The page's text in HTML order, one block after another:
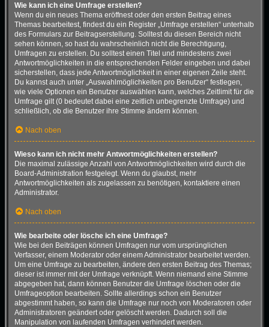
Wie kann ich eine Umfrage erstellen?
Wenn du ein neues Thema eröffnest oder den ersten Beitrag eines
Themas bearbeitest, findest du ein Register „Umfrage erstellen“ unterhalb
des Formulars zur Beitragserstellung. Solltest du diesen Bereich nicht
sehen können, so hast du wahrscheinlich nicht die Berechtigung,
Umfragen zu erstellen. Du solltest einen Titel und mindestens zwei
Antwortmöglichkeiten in die entsprechenden Felder eingeben und dabei
sicherstellen, dass jede Antwortmöglichkeit in einer eigenen Zeile steht.
Du kannst auch unter „Auswahlmöglichkeiten pro Benutzer“ festlegen,
wie viele Optionen ein Benutzer auswählen kann, welches Zeitlimit für die
Umfrage gilt (0 bedeutet dabei eine zeitlich unbegrenzte Umfrage) und
schließlich, ob die Benutzer ihre Stimme ändern können.
Nach oben
Wieso kann ich nicht mehr Antwortmöglichkeiten erstellen?
Die maximal zulässige Anzahl von Antwortmöglichkeiten wird durch die
Board-Administration festgelegt. Wenn du glaubst, mehr
Antwortmöglichkeiten als zugelassen zu benötigen, kontaktiere einen
Administrator.
Nach oben
Wie bearbeite oder lösche ich eine Umfrage?
Wie bei den Beiträgen können Umfragen nur vom ursprünglichen
Verfasser, einem Moderator oder einem Administrator bearbeitet werden.
Um eine Umfrage zu bearbeiten, ändere den ersten Beitrag des Themas;
dieser ist immer mit der Umfrage verknüpft. Wenn niemand eine Stimme
abgegeben hat, dann können Benutzer die Umfrage löschen oder die
Umfrageoption bearbeiten. Sollte allerdings schon ein Benutzer
abgestimmt haben, so kann die Umfrage nur noch von Moderatoren oder
Administratoren geändert oder gelöscht werden. Dadurch soll die
Manipulation von laufenden Umfragen verhindert werden.